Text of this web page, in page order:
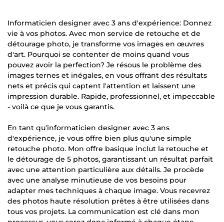
Informaticien designer avec 3 ans d'expérience: Donnez
vie à vos photos. Avec mon service de retouche et de
détourage photo, je transforme vos images en œuvres
d'art. Pourquoi se contenter de moins quand vous
pouvez avoir la perfection? Je résous le problème des
images ternes et inégales, en vous offrant des résultats
nets et précis qui captent l'attention et laissent une
impression durable. Rapide, professionnel, et impeccable
- voilà ce que je vous garantis.
En tant qu'informaticien designer avec 3 ans
d'expérience, je vous offre bien plus qu'une simple
retouche photo. Mon offre basique inclut la retouche et
le détourage de 5 photos, garantissant un résultat parfait
avec une attention particulière aux détails. Je procède
avec une analyse minutieuse de vos besoins pour
adapter mes techniques à chaque image. Vous recevrez
des photos haute résolution prêtes à être utilisées dans
tous vos projets. La communication est clé dans mon